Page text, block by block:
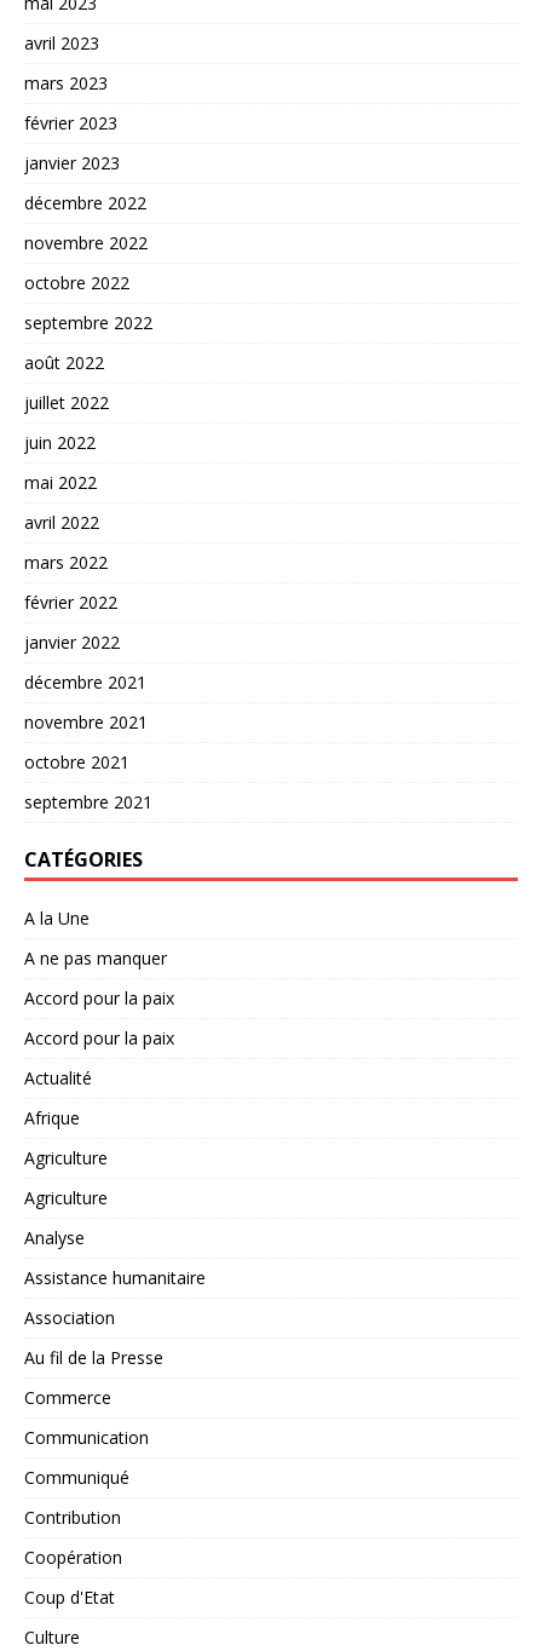
avril 2023
mars 2023
février 2023
janvier 2023
décembre 2022
novembre 2022
octobre 2022
septembre 2022
août 2022
juillet 2022
juin 2022
mai 2022
avril 2022
mars 2022
février 2022
janvier 2022
décembre 2021
novembre 2021
octobre 2021
septembre 2021
CATÉGORIES
A la Une
A ne pas manquer
Accord pour la paix
Accord pour la paix
Actualité
Afrique
Agriculture
Agriculture
Analyse
Assistance humanitaire
Association
Au fil de la Presse
Commerce
Communication
Communiqué
Contribution
Coopération
Coup d'Etat
Culture